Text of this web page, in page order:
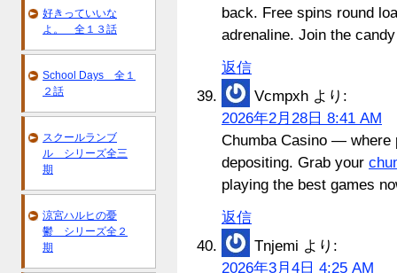
back. Free spins round
adrenaline. Join the
返信
Vcmpxh より:
2026年2月28日 8:41 AM
Chumba Casino — where
depositing. Grab your
playing the best games
返信
Tnjemi より:
2026年3月4日 4:25 AM
好きっていいな
よ。 全１３話
School Days 全１
２話
スクールランブ
ル シリーズ全三
期
涼宮ハルヒの憂
鬱 シリーズ全２
期